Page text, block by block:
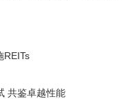
REITs
共鉴卓越性能